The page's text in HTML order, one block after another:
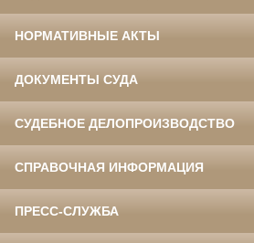
НОРМАТИВНЫЕ АКТЫ
ДОКУМЕНТЫ СУДА
СУДЕБНОЕ ДЕЛОПРОИЗВОДСТВО
СПРАВОЧНАЯ ИНФОРМАЦИЯ
ПРЕСС-СЛУЖБА